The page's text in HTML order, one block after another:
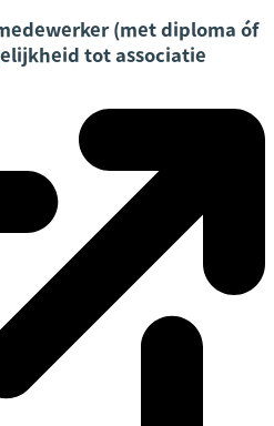
(met diploma óf
tot associatie